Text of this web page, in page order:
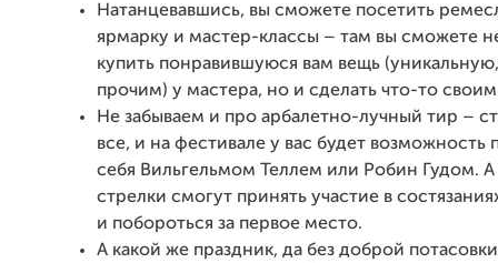
Натанцевавшись, вы сможете посетить
ярмарку и мастер-классы – там вы сможете
купить понравившуюся вам вещь
прочим) у мастера, но и сделать что-то
Не забываем и про арбалетно-лучный тир –
все, и на фестивале у вас будет возможность
себя Вильгельмом Теллем или Робин Гудом.
стрелки смогут принять участие в
и побороться за первое место.
А какой же праздник, да без доброй